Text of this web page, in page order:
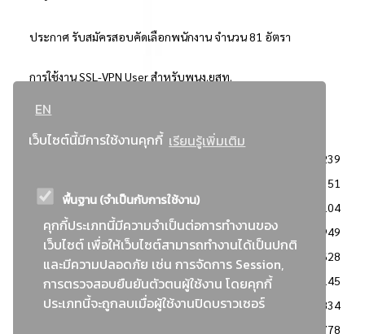
EN
เว็บไซต์นี้มีการใช้งานคุกกี้ เรียนรู้เพิ่มเติม
พื้นฐาน (จำเป็นกับการใช้งาน)
คุกกี้ประเภทนี้มีความจำเป็นต่อการทำงานของ
เว็บไซต์ เพื่อให้เว็บไซต์สามารถทำงานได้เป็นปกติ
และมีความปลอดภัย เช่น การจัดการ Session,
การตรวจสอบยืนยันตัวตนผู้ใช้งาน โดยคุกกี้
ประเภทนี้จะถูกลบเมื่อผู้ใช้งานปิดบราวเซอร์
ประกาศ รับสมัครสอบคัดเลือกพนักงาน จำนวน 81 อัตรา
การใช้งาน SSL-VPN User สำหรับพนง.ยสท.
..ยอดนิยม..
3239
2351
: วิธีเฉพาะเจาะจง
2104
ข่าวสาร/ประกาศ
1949
: เอกสารส่งเสริมความโปร่งใสในการจัดซื้อจัดจ้าง
1628
ข่าวสารจัดซื้อจัดจ้าง
1145
: แผนการจัดซื้อจัดจ้าง
834
778